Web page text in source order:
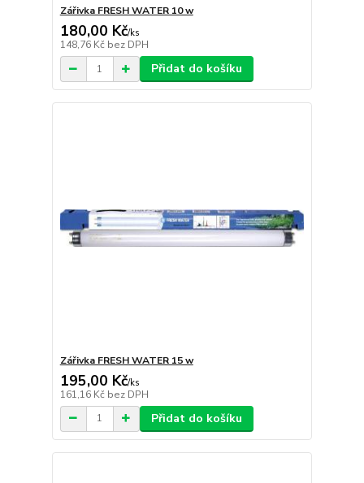
Zářivka FRESH WATER 10 w
180,00 Kč/ks
148,76 Kč bez DPH
Přidat do košíku
Zářivka FRESH WATER 15 w
195,00 Kč/ks
161,16 Kč bez DPH
Přidat do košíku